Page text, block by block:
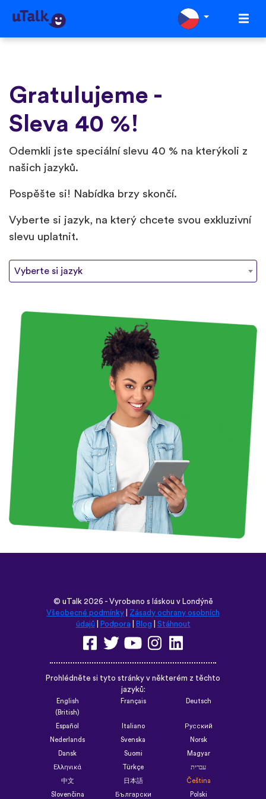
Gratulujeme -
Sleva 40 %!
Odemkli jste speciální slevu 40 % na kterýkoli z
našich jazyků.
Pospěšte si! Nabídka brzy skončí.
Vyberte si jazyk, na který chcete svou exkluzivní
slevu uplatnit.
Vyberte si jazyk
© uTalk2026 - Vyrobeno s láskou v Londýně
Všeobecné podmínky
Zásady ochrany osobních
údajů
Podpora Blog Stáhnout
Prohlédněte si tyto stránky v některém z těchto
jazyků:
English
(British)
Français Deutsch
Español Italiano Русский
Nederlands Svenska Norsk
Dansk Suomi Magyar
Ελληνικά Türkçe עברית
中文 日本語 Čeština
Slovenčina Български Polski